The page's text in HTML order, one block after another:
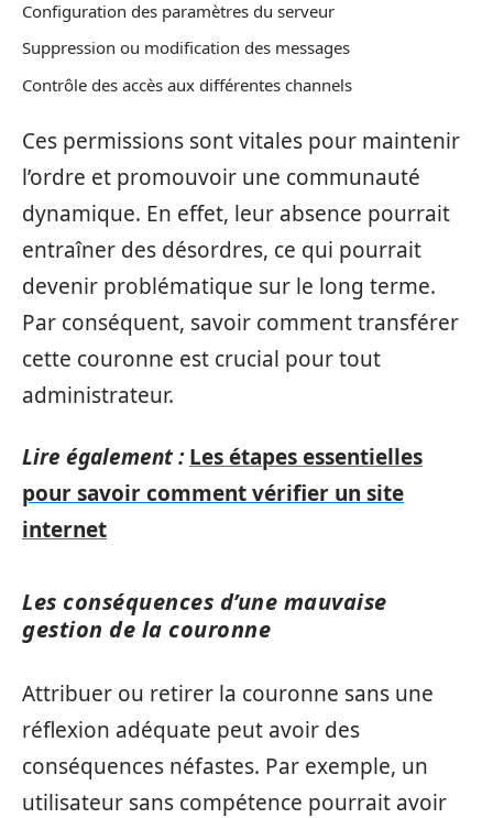
Configuration des paramètres du serveur
Suppression ou modification des messages
Contrôle des accès aux différentes channels
Ces permissions sont vitales pour maintenir
l’ordre et promouvoir une communauté
dynamique. En effet, leur absence pourrait
entraîner des désordres, ce qui pourrait
devenir problématique sur le long terme.
Par conséquent, savoir comment transférer
cette couronne est crucial pour tout
administrateur.
Lire également : Les étapes essentielles
pour savoir comment vérifier un site
internet
Les conséquences d’une mauvaise
gestion de la couronne
Attribuer ou retirer la couronne sans une
réflexion adéquate peut avoir des
conséquences néfastes. Par exemple, un
utilisateur sans compétence pourrait avoir